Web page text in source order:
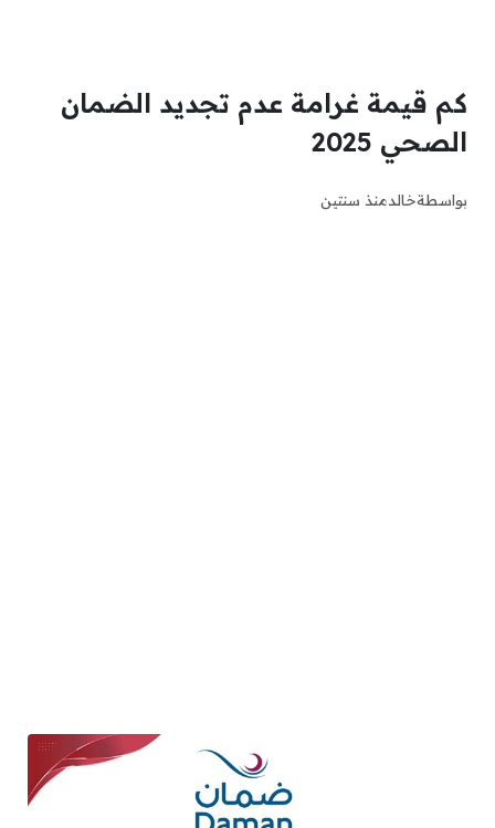
كم قيمة غرامة عدم تجديد الضمان
الصحي 2025
بواسطةخالدمنذ سنتين